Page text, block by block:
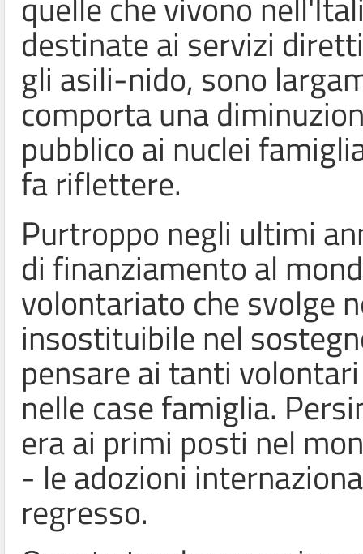
destinate ai servizi
gli asili-nido, sono
comporta una
pubblico ai nuclei
fa riflettere.
Purtroppo negli ultimi
di finanziamento al
volontariato che svolge
insostituibile nel
pensare ai tanti
nelle case famiglia.
era ai primi posti nel
- le adozioni
regresso.